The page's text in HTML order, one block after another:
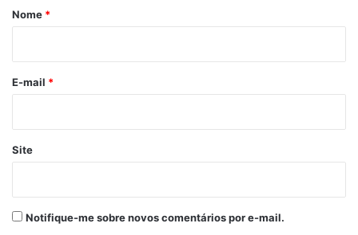
r
*
Nome *
E-mail *
Site
Notifique-me sobre novos comentários por e-mail.